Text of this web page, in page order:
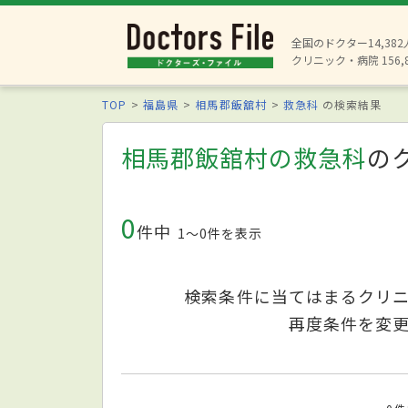
全国のドクター14,382
クリニック・病院
TOP 福島県 相馬郡飯舘村 救急科 の検索結果
相馬郡飯舘村の救急科の
0件中 1〜0件を表示
検索条件に当てはまるクリ
再度条件を変